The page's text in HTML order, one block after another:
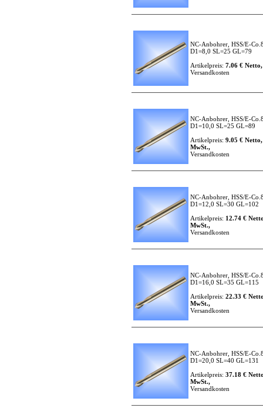
NC-Anbohrer, HSS/E-
D1=8,0 SL=25 GL=79
Artikelpreis: 7.06 €
Versandkosten
NC-Anbohrer, HSS/E-
D1=10,0 SL=25 GL=89
Artikelpreis: 9.05 €
MwSt.,
Versandkosten
NC-Anbohrer, HSS/E-
D1=12,0 SL=30 GL=102
Artikelpreis: 12.74 €
MwSt.,
Versandkosten
NC-Anbohrer, HSS/E-
D1=16,0 SL=35 GL=115
Artikelpreis: 22.33 €
MwSt.,
Versandkosten
NC-Anbohrer, HSS/E-
D1=20,0 SL=40 GL=131
Artikelpreis: 37.18 €
MwSt.,
Versandkosten